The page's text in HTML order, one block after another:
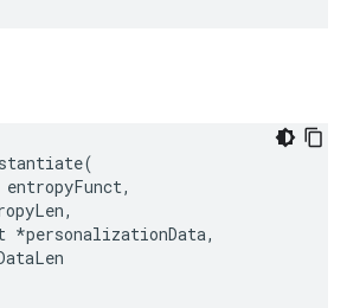
(
entropyFunct,
,
*personalizationData,